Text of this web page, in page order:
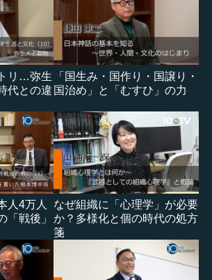
リ…弥生
代との違
「国生み・国作り・国譲り・
国治め」と「むすひ」の力
人4万人
戦後」
なぜ組織に「心理学」が必要
か？多様化と個の時代の処方
箋